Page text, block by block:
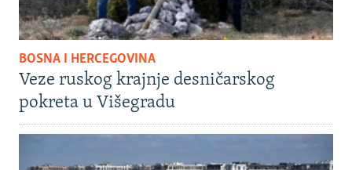
BOSNA I HERCEGOVINA
Veze ruskog krajnje desničarskog
pokreta u Višegradu